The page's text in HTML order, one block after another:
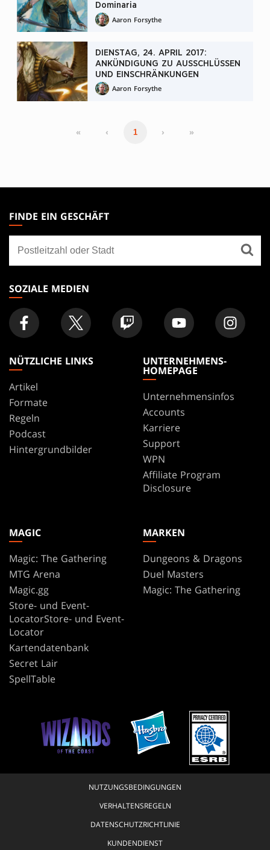
Dominaria
Aaron Forsythe
DIENSTAG, 24. APRIL 2017:
ANKÜNDIGUNG ZU AUSSCHLÜSSEN
UND EINSCHRÄNKUNGEN
Aaron Forsythe
« ‹ 1 › »
THE
GATHERING
FOOTER
FINDE EIN GESCHÄFT
ein
Geschäft
SOZIALE MEDIEN
NÜTZLICHE LINKS
Artikel
Formate
Regeln
Podcast
Hintergrundbilder
UNTERNEHMENS-
HOMEPAGE
Unternehmensinfos
Accounts
Karriere
Support
WPN
Affiliate Program
Disclosure
MAGIC
Magic: The Gathering
MTG Arena
Magic.gg
Store- und Event-
LocatorStore- und Event-
Locator
Kartendatenbank
Secret Lair
SpellTable
MARKEN
Dungeons & Dragons
Duel Masters
Magic: The Gathering
NUTZUNGSBEDINGUNGEN
VERHALTENSREGELN
DATENSCHUTZRICHTLINIE
KUNDENDIENST